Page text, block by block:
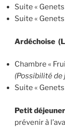
Suite «
Suite «
Ardéchoise
Chambre «
(Possibilité de
Suite «
Petit
prévenir à